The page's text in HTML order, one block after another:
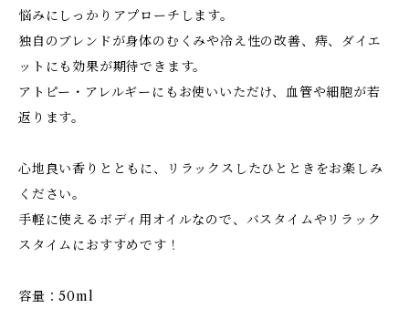
悩みにしっかりアプローチします。
独自のブレンドが身体のむくみや冷え性の改善、痔、ダイエ
ットにも効果が期待できます。
アトピー・アレルギーにもお使いいただけ、血管や細胞が若
返ります。
心地良い香りとともに、リラックスしたひとときをお楽しみ
ください。
手軽に使えるボディ用オイルなので、バスタイムやリラック
スタイムにおすすめです！
容量：50ml